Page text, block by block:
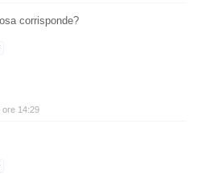
corrisponde?
ore 14:29